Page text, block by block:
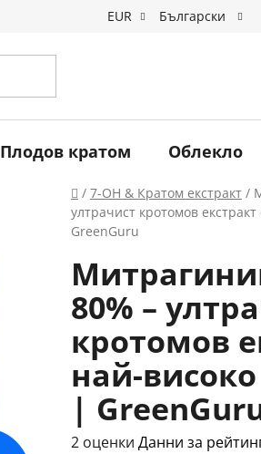
Партньорска програма
EUR Български
Плодов кратом Облекло
Начало
/ 7-OH & Кратом екстракт /
ултрачист кротомов
GreenGuru
80% –
кротомов
най-
|
Средната
2 оценки Данни за